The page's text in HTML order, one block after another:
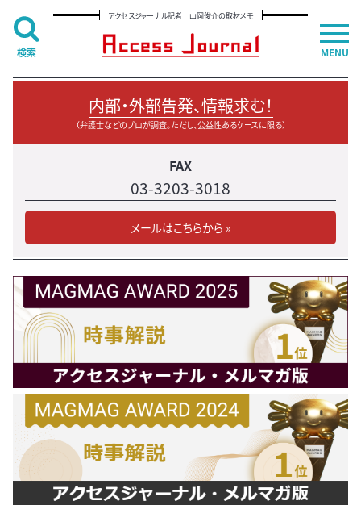
アクセスジャーナル記者 山岡俊介の取材メモ
内部・外部告発、情報求む！
（弁護士などのプロが調査。ただし、公益性あるケースに限る）
FAX
03-3203-3018
メールはこちらから »
MENU
検索